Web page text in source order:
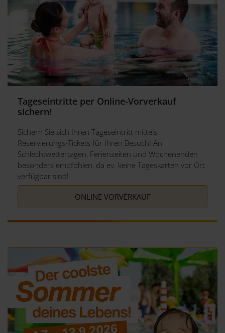
Tageseintritte per Online-Vorverkauf
sichern!
Sichern Sie sich Ihren Tageseintritt mittels
Reservierungs-Tickets für Ihren Besuch! An
Schlechtwettertagen, Ferienzeiten und Wochenenden
besonders empfohlen, da ev. keine Tageskarten vor Ort
verfügbar sind!
ONLINE VORVERKAUF